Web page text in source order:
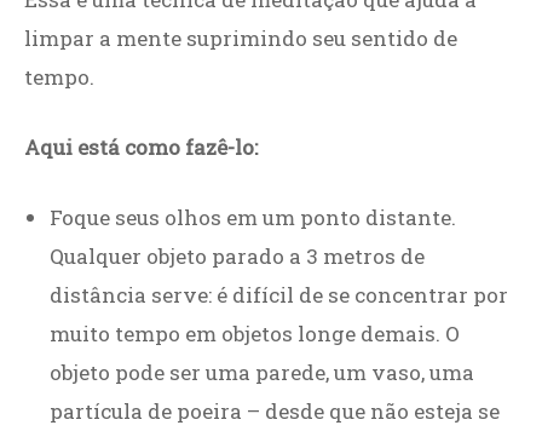
limpar a mente suprimindo seu sentido de
tempo.
Aqui está como fazê-lo:
Foque seus olhos em um ponto distante.
Qualquer objeto parado a 3 metros de
distância serve: é difícil de se concentrar por
muito tempo em objetos longe demais. O
objeto pode ser uma parede, um vaso, uma
partícula de poeira – desde que não esteja se